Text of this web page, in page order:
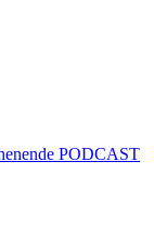
PODCAST